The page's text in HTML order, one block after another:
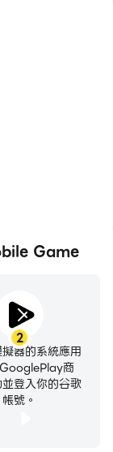
Game
2
器的系統應用
商
登入你的谷歌
帳號。